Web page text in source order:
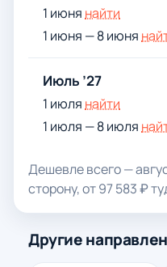
1 июня найти
1 июня — 8 июня
Июль ’27
1 июля найти
1 июля — 8 июля
Дешевле всего —
сторону, от 97 583 ₽
Другие